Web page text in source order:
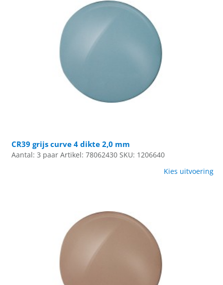
CR39 grijs curve 4 dikte 2,0 mm
Aantal: 3 paar Artikel: 78062430 SKU: 1206640
Kies uitvoering